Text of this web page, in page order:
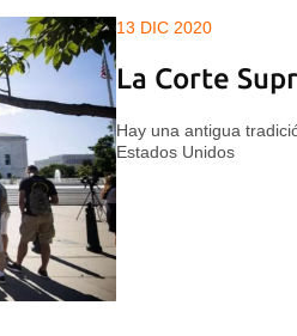
13 DIC 2020
La Corte
Hay una antigua
Estados Unidos